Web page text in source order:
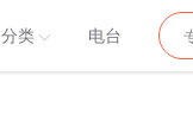
分类 电台